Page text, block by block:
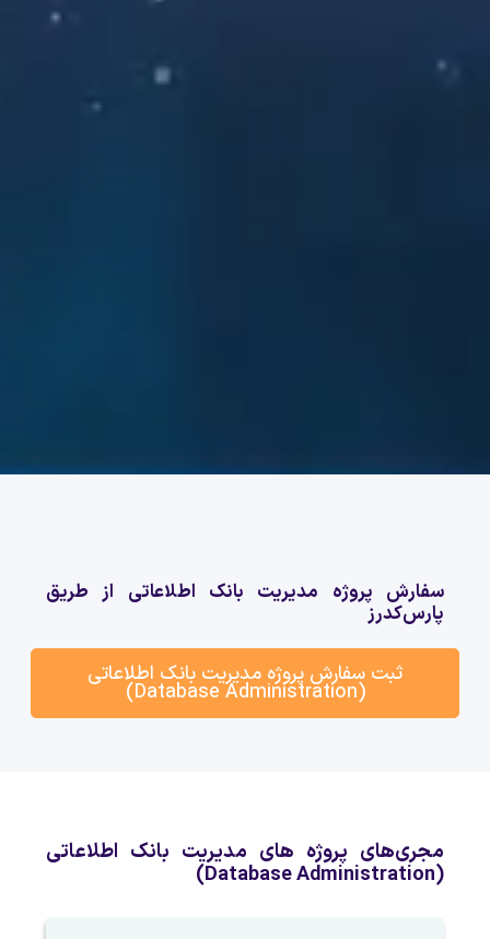
سفارش پروژه مدیریت بانک اطلاعاتی از طریق
پارس‌کدرز
ثبت سفارش پروژه مدیریت بانک اطلاعاتی
(Database Administration)
مجری‌های پروژه های مدیریت بانک اطلاعاتی
(Database Administration)